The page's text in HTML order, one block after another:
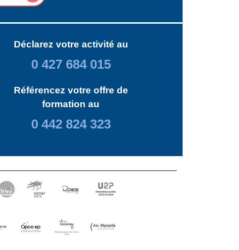
Déclarez votre activité au
0 427 684 015
Référencez votre offre de
formation au
0 442 824 323